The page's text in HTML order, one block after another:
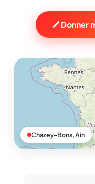
Donner
Chazey-Bons, Ain